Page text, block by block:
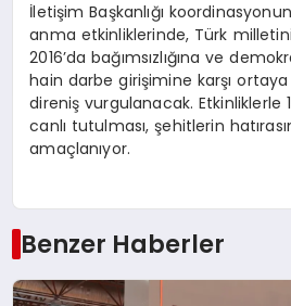
İletişim Başkanlığı
anma etkinliklerinde, Türk
2016’da bağımsızlığına ve
hain darbe girişimine karşı
direniş vurgulanacak. Etkinliklerle
canlı tutulması, şehitlerin
amaçlanıyor.
Benzer Haberler